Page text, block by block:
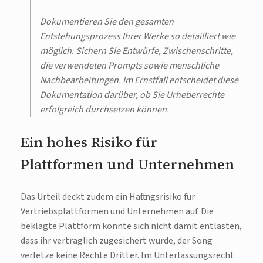
Dokumentieren Sie den gesamten
Entstehungsprozess Ihrer Werke so detailliert wie
möglich. Sichern Sie Entwürfe, Zwischenschritte,
die verwendeten Prompts sowie menschliche
Nachbearbeitungen. Im Ernstfall entscheidet diese
Dokumentation darüber, ob Sie Urheberrechte
erfolgreich durchsetzen können.
Ein hohes Risiko für
Plattformen und Unternehmen
Das Urteil deckt zudem ein Haftungsrisiko für
Vertriebsplattformen und Unternehmen auf. Die
beklagte Plattform konnte sich nicht damit entlasten,
dass ihr vertraglich zugesichert wurde, der Song
verletze keine Rechte Dritter. Im Unterlassungsrecht